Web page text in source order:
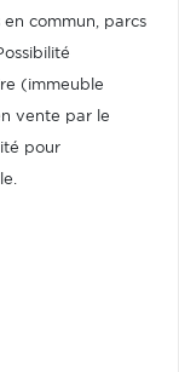
commun, parcs
(immeuble
vente par le
pour